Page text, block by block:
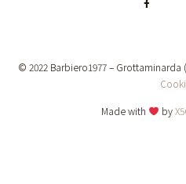
© 2022 Barbiero1977 – Grottaminarda
Made with by